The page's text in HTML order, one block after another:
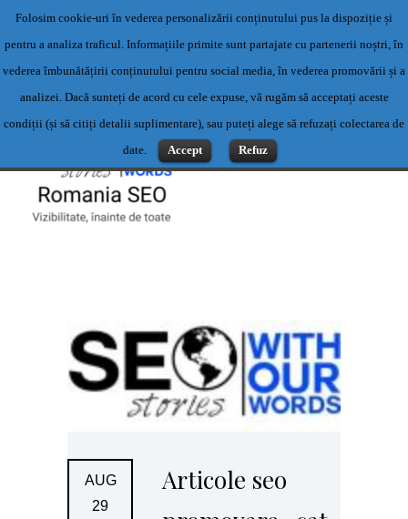
Servicii profesionale de content writing- Servicii content writing-
Scriere articole
Contact: 0769500983 sau office@romaniaseo.com
AUG
29
Articole seo
Folosim cookie-uri în vederea personalizării conținutului pus la dispoziție și
pentru a analiza traficul. Informațiile primite sunt partajate cu partenerii noștri, în
vederea îmbunătățirii conținutului pentru social media, în vederea promovării și a
analizei. Dacă sunteți de acord cu cele expuse, vă rugăm să acceptați aceste
condiții (și să citiți detalii suplimentare), sau puteți alege să refuzați colectarea de
date.
Accept Refuz